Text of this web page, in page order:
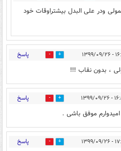
ودر علی البدل بیشتراوقات خود
۰۹/۲۶ 40 پاسخ
، بدون نقاب !!!
۰۹/۲۶ 29 پاسخ
امیدوارم موفق باشی .
۰۹/۲۶ 29 پاسخ